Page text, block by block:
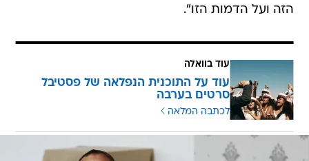
הזה ועל הדמות הזו".
עוד בוואלה
עוד על התוכנית הנפלאה של פסטיבל
סרטים בערבה
לכתבה המלאה